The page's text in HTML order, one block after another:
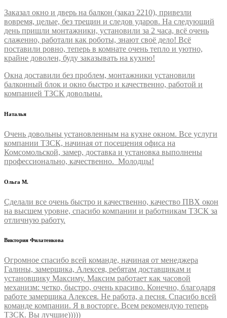
Заказал окно и дверь на балкон (заказ 2210), привезли
вовремя, целые, без трещин и следов ударов. На следующий
день пришли монтажники, установили за 2 часа, всё очень
слаженно, работали как роботы, знают своё дело! Всё
поставили ровно, теперь в комнате очень тепло и уютно,
крайне доволен, буду заказывать на кухню!
Окна доставили без проблем, монтажники установили
балконный блок и окно быстро и качественно, работой и
компанией ТЗСК довольны.
Наталья
Очень довольны установленным на кухне окном. Все услуги
компании ТЗСК, начиная от посещения офиса на
Комсомольской, замер, доставка и установка выполнены
профессионально, качественно. Молодцы!
Ольга М.
Сделали все очень быстро и качественно, качество ПВХ окон
на высшем уровне, спасибо компании и работникам ТЗСК за
отличную работу.
Виктория Филатенкова
Огромное спасибо всей команде, начиная от менеджера
Галины, замерщика, Алексея, ребятам доставщикам и
установщику Максиму. Максим работает как часовой
механизм: четко, быстро, очень красиво. Конечно, благодаря
работе замерщика Алексея. Не работа, а песня. Спасибо всей
команде компании. Я в восторге. Всем рекомендую теперь
ТЗСК. Вы лучшие)))))